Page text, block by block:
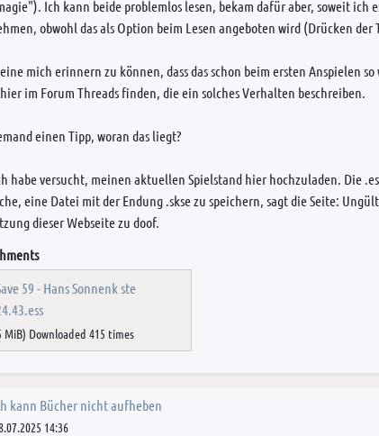
Ich kann beide problemlos lesen, bekam dafür aber, soweit
obwohl das als Option beim Lesen angeboten wird (Drücken der
mich erinnern zu können, dass das schon beim ersten Anspielen
im Forum Threads finden, die ein solches Verhalten beschreiben.
einen Tipp, woran das liegt?
habe versucht, meinen aktuellen Spielstand hier hochzuladen. Die
eine Datei mit der Endung .skse zu speichern, sagt die Seite:
dieser Webseite zu doof.
59 - Hans Sonnenk ste
MiB) Downloaded 415 times
kann Bücher nicht aufheben
14:36